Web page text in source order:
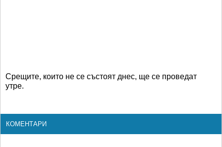
Срещите, които не се състоят днес, ще се проведат
утре.
КОМЕНТАРИ